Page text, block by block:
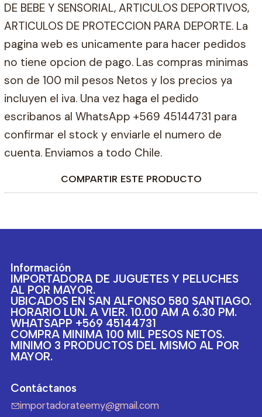
DE BEBE Y SENSORIAL, ARTICULOS DEPORTIVOS,
ARTICULOS DE PROTECCION PARA DEPORTE. La
pagina web es unicamente para hacer pedidos
no tiene opcion de pago. Las compras minimas
son de 100 mil pesos Netos y los precios ya
incluyen el iva. Una vez haga el pedido
escribanos al WhatsApp +569 45144731 para
confirmar el stock y enviarle el numero de
cuenta. Enviamos a todo Chile.
COMPARTIR ESTE PRODUCTO
Información
IMPORTADORA DE JUGUETES Y PELUCHES
AL POR MAYOR.
UBICADOS EN SAN ALFONSO 580 SANTIAGO.
HORARIO LUN. A VIER. 10.00 AM A 6.30 PM.
WHATSAPP +569 45144731
COMPRA MINIMA 100 MIL PESOS NETOS.
MINIMO 3 PRODUCTOS DEL MISMO AL POR
MAYOR.
Contáctanos
importadorateemy@gmail.com